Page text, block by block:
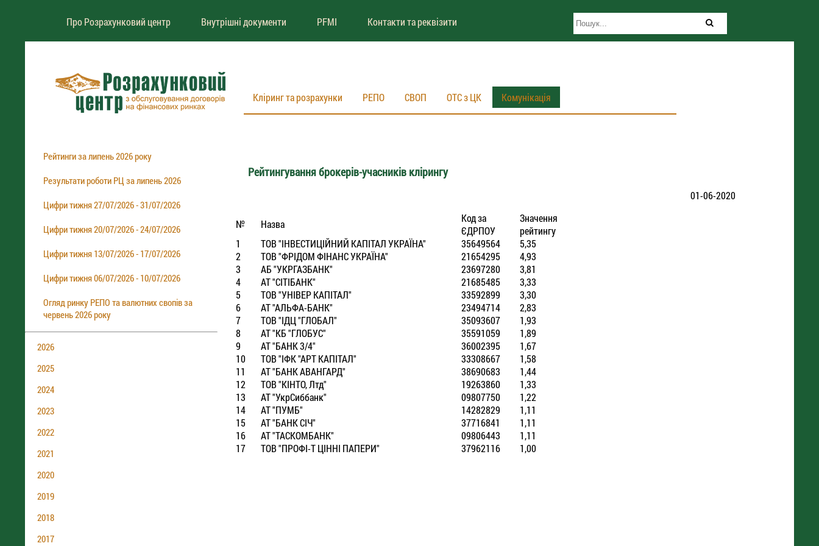
Про Розрахунковий центр Внутрішні документи PFMI Контакти та реквізити
Кліринг та розрахунки РЕПО СВОП ОТС з ЦК Комунікація
Рейтинги за липень 2026 року
Результати роботи РЦ за липень 2026
Цифри тижня 27/07/2026 - 31/07/2026
Цифри тижня 20/07/2026 - 24/07/2026
Цифри тижня 13/07/2026 - 17/07/2026
Цифри тижня 06/07/2026 - 10/07/2026
Огляд ринку РЕПО та валютних свопів за
червень 2026 року
2026
2025
2024
2023
2022
2021
2020
2019
2018
2017
Рейтингування брокерів-учасників клірингу
01-06-2020
№ Назва
Код за
ЄДРПОУ
Значення
рейтингу
1
ТОВ "IНВЕСТИЦIЙНИЙ КАПIТАЛ УКРАЇНА" 35649564
5,35
2
ТОВ "ФРIДОМ ФIНАНС УКРАЇНА" 21654295
4,93
3
АБ "УКРГАЗБАНК" 23697280
3,81
4
АТ "СIТIБАНК" 21685485
3,33
5
ТОВ "УНIВЕР КАПIТАЛ" 33592899
3,30
6
АТ "АЛЬФА-БАНК" 23494714
2,83
7
ТОВ "IДЦ "ГЛОБАЛ" 35093607
1,93
8
АТ "КБ "ГЛОБУС" 35591059
1,89
9
АТ "БАНК 3/4" 36002395
1,67
10
ТОВ "IФК "АРТ КАПIТАЛ" 33308667
1,58
11
АТ "БАНК АВАНГАРД" 38690683
1,44
12
ТОВ "КIНТО, Лтд" 19263860
1,33
13
АТ "УкрСиббанк" 09807750
1,22
14
АТ "ПУМБ" 14282829
1,11
15
АТ "БАНК СIЧ" 37716841
1,11
16
АТ "ТАСКОМБАНК" 09806443
1,11
17
ТОВ "ПРОФI-Т ЦIННI ПАПЕРИ" 37962116 1,00